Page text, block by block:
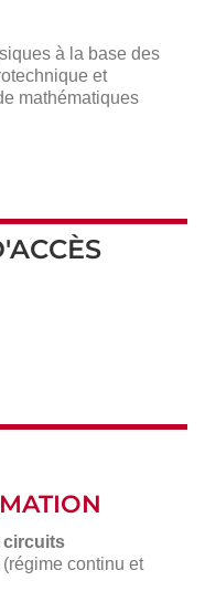
à la base des
et
mathématiques
circuits
continu et